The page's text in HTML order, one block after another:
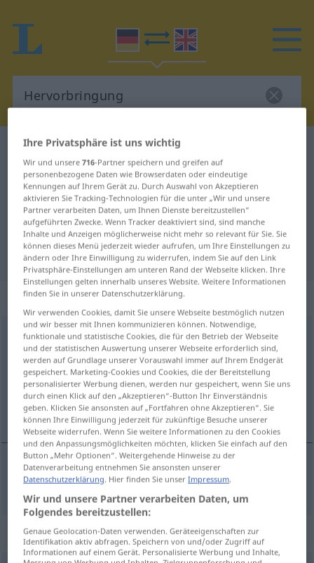
Deutsch-Englisch Wörterbuch
Deutsch-Englisch Übersetzung für
"Hervorbringung"
"Hervorbringung" Englisch
Übersetzung
„Hervorbringung“: Femininum
Hervorbringungf
Übersicht aller Übersetzungen
(Für mehr Details die Übersetzung anklicken/antippen)
product
product Hervorbringung Produkt AMTSSPRACHE
Synonyme für "Hervorbringung"
Ihre Privatsphäre ist uns wichtig
Wir und unsere716-Partner speichern und greifen auf
personenbezogene Daten wie Browserdaten oder eindeutige
Kennungen auf Ihrem Gerät zu. Durch Auswahl von Akzeptieren
aktivieren Sie Tracking-Technologien für die unter „Wir und unsere
Partner verarbeiten Daten, um Ihnen Dienste bereitzustellen“
aufgeführten Zwecke. Wenn Tracker deaktiviert sind, sind manche
Inhalte und Anzeigen möglicherweise nicht mehr so relevant für Sie. Sie
können dieses Menü jederzeit wieder aufrufen, um Ihre Einstellungen zu
ändern oder Ihre Einwilligung zu widerrufen, indem Sie auf den Link
Privatsphäre-Einstellungen am unteren Rand der Webseite klicken. Ihre
Einstellungen gelten innerhalb unseres Website. Weitere Informationen
finden Sie in unserer Datenschutzerklärung.
Wir verwenden Cookies, damit Sie unsere Webseite bestmöglich nutzen
und wir besser mit Ihnen kommunizieren können. Notwendige,
funktionale und statistische Cookies, die für den Betrieb der Webseite
und der statistischen Auswertung unserer Webseite erforderlich sind,
werden auf Grundlage unserer Vorauswahl immer auf Ihrem Endgerät
gespeichert. Marketing-Cookies und Cookies, die der Bereitstellung
personalisierter Werbung dienen, werden nur gespeichert, wenn Sie uns
durch einen Klick auf den „Akzeptieren“-Button Ihr Einverständnis
geben. Klicken Sie ansonsten auf „Fortfahren ohne Akzeptieren“. Sie
können Ihre Einwilligung jederzeit für zukünftige Besuche unserer
Webseite widerrufen. Wenn Sie weitere Informationen zu den Cookies
und den Anpassungsmöglichkeiten möchten, klicken Sie einfach auf den
Button „Mehr Optionen“. Weitergehende Hinweise zu der
Datenverarbeitung entnehmen Sie ansonsten unserer
Datenschutzerklärung. Hier finden Sie unserImpressum.
Wir und unsere Partner verarbeiten Daten, um
Folgendes bereitzustellen:
Genaue Geolocation-Daten verwenden. Geräteeigenschaften zur
Identifikation aktiv abfragen. Speichern von und/oder Zugriff auf
Informationen auf einem Gerät. Personalisierte Werbung und Inhalte,